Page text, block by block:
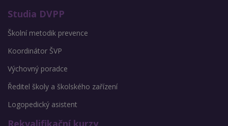
Studia DVPP
Školní metodik prevence
Koordinátor ŠVP
Výchovný poradce
Ředitel školy a školského zařízení
Logopedický asistent
Rekvalifikační kurzy